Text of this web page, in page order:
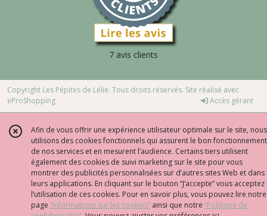
7 avis clients
Copyright Les Pépites de Lélie. Tous droits réservés. Site réalisé avec
eProShopping
Accès gérant
Afin de vous offrir une expérience utilisateur optimale sur le site, nous
utilisons des cookies fonctionnels qui assurent le bon fonctionnement
de nos services et en mesurent l’audience. Certains tiers utilisent
également des cookies de suivi marketing sur le site pour vous
montrer des publicités personnalisées sur d’autres sites Web et dans
leurs applications. En cliquant sur le bouton “J’accepte” vous acceptez
l’utilisation de ces cookies. Pour en savoir plus, vous pouvez lire notre
page “Informations sur les cookies” ainsi que notre “Politique de